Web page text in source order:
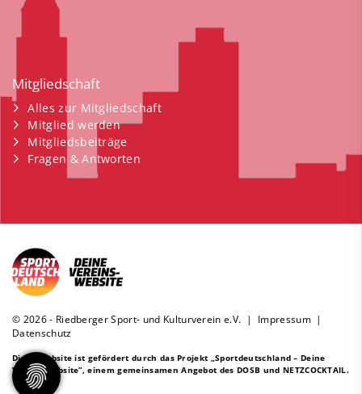
Mitgliedschaft
Alles zur Mitgliedschaft
Mitglied werden
Mitgliedsbeiträge
Fragen & Antworten
© 2026 - Riedberger Sport- und Kulturverein e.V. | Impressum|
Datenschutz
Diese Website ist gefördert durch das Projekt „Sportdeutschland – Deine
Vereinswebsite”, einem gemeinsamen Angebot des DOSB und NETZCOCKTAIL.